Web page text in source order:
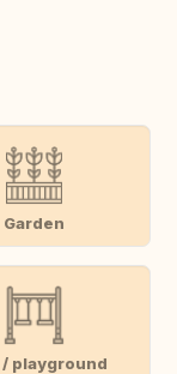
Garden
/ playground